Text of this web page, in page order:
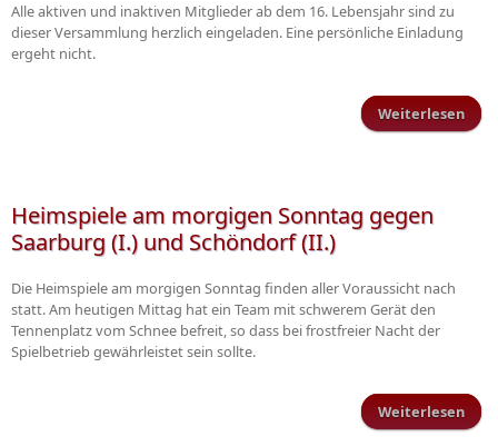
Alle aktiven und inaktiven Mitglieder ab dem 16. Lebensjahr sind zu
dieser Versammlung herzlich eingeladen. Eine persönliche Einladung
ergeht nicht.
Weiterlesen
Heimspiele am morgigen Sonntag gegen
Saarburg (I.) und Schöndorf (II.)
Die Heimspiele am morgigen Sonntag finden aller Voraussicht nach
statt. Am heutigen Mittag hat ein Team mit schwerem Gerät den
Tennenplatz vom Schnee befreit, so dass bei frostfreier Nacht der
Spielbetrieb gewährleistet sein sollte.
Weiterlesen